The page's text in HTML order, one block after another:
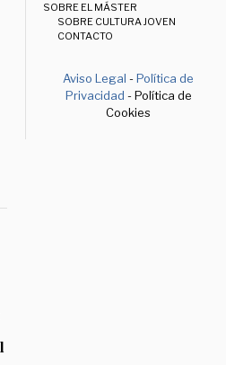
SOBRE EL MÁSTER
SOBRE CULTURA JOVEN
CONTACTO
Aviso Legal -Política de
Privacidad - Política de
Cookies